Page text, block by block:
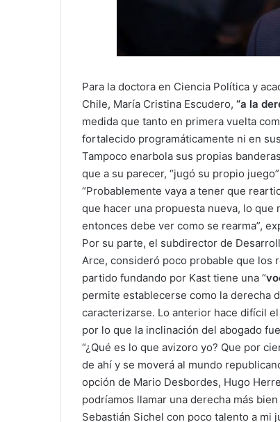
Para la doctora en Ciencia Política y
Chile, María Cristina Escudero, “a la
medida que tanto en primera vuelta
fortalecido programáticamente ni en
Tampoco enarbola sus propias
que a su parecer, “jugó su propio
“Probablemente vaya a tener que
que hacer una propuesta nueva, lo
entonces debe ver como se rearma”,
Por su parte, el subdirector de
Arce, consideró poco probable que los
partido fundando por Kast tiene una “
permite establecerse como la derecha
caracterizarse. Lo anterior hace difícil
por lo que la inclinación del abogado
“¿Qué es lo que avizoro yo? Que por
de ahí y se moverá al mundo
opción de Mario Desbordes, Hugo
podríamos llamar una derecha más
Sebastián Sichel con poco talento a mi